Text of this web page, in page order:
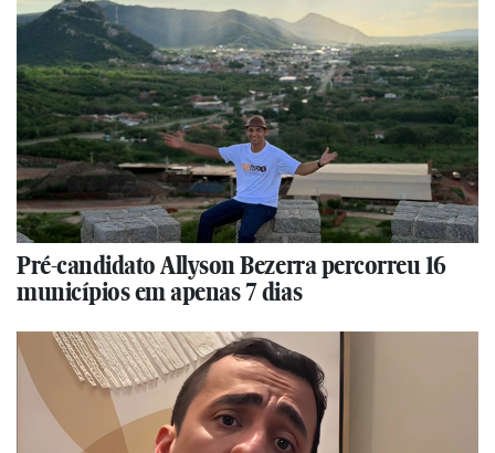
Pré-candidato Allyson Bezerra percorreu 16
municípios em apenas 7 dias